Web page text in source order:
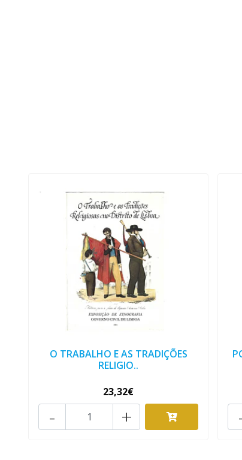
O TRABALHO E AS TRADIÇÕES
RELIGIO..
23,32€
+
-